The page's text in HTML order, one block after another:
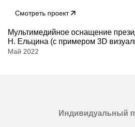
Смотреть проект
Мультимедийное оснащение
Н. Ельцина (с примером 3D
Май 2022
Индивидуальный